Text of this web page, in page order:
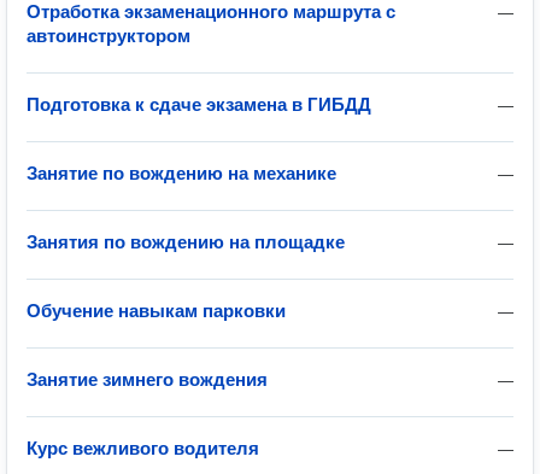
—
Отработка экзаменационного маршрута с
автоинструктором
—
Подготовка к сдаче экзамена в ГИБДД
—
Занятие по вождению на механике
—
Занятия по вождению на площадке
—
Обучение навыкам парковки
—
Занятие зимнего вождения
—
Курс вежливого водителя